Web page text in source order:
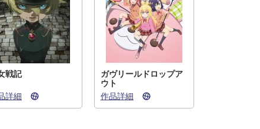
戦記
詳細
ガヴリールドロップア
ウト
作品詳細